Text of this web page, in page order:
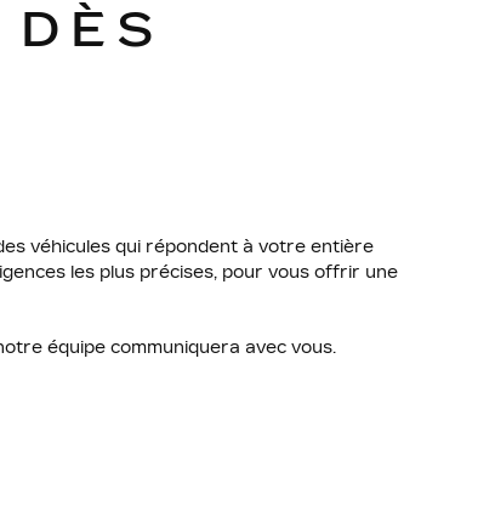
véhicules qui répondent à votre entière
les plus précises, pour vous offrir une
équipe communiquera avec vous.